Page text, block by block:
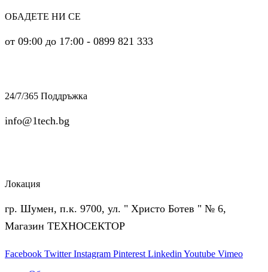
ОБАДЕТЕ НИ СЕ
от 09:00 до 17:00 - 0899 821 333
24/7/365 Поддръжка
info@1tech.bg
Локация
гр. Шумен, п.к. 9700, ул. " Христо Ботев " № 6,
Магазин ТЕХНОСЕКТОР
Facebook Twitter Instagram Pinterest Linkedin Youtube Vimeo